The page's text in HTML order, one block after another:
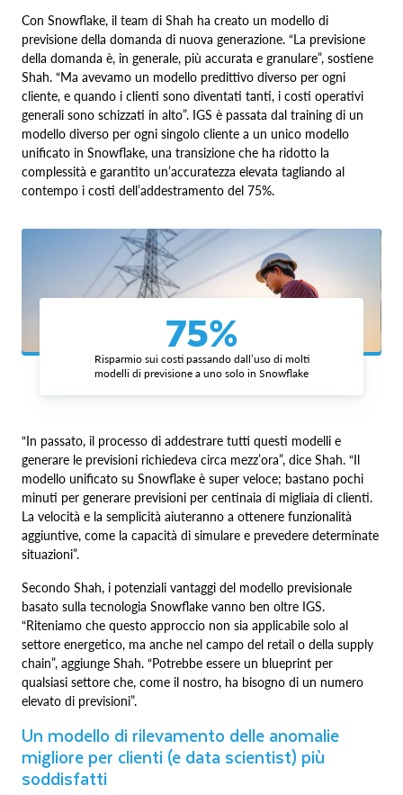
Con Snowflake, il team di Shah ha creato un modello di
previsione della domanda di nuova generazione. “La previsione
della domanda è, in generale, più accurata e granulare”, sostiene
Shah. “Ma avevamo un modello predittivo diverso per ogni
cliente, e quando i clienti sono diventati tanti, i costi operativi
generali sono schizzati in alto”. IGS è passata dal training di un
modello diverso per ogni singolo cliente a un unico modello
unificato in Snowflake, una transizione che ha ridotto la
complessità e garantito un’accuratezza elevata tagliando al
contempo i costi dell’addestramento del 75%.
75%
Risparmio sui costi passando dall’uso di molti
modelli di previsione a uno solo in Snowflake
“In passato, il processo di addestrare tutti questi modelli e
generare le previsioni richiedeva circa mezz’ora”, dice Shah. “Il
modello unificato su Snowflake è super veloce; bastano pochi
minuti per generare previsioni per centinaia di migliaia di clienti.
La velocità e la semplicità aiuteranno a ottenere funzionalità
aggiuntive, come la capacità di simulare e prevedere determinate
situazioni”.
Secondo Shah, i potenziali vantaggi del modello previsionale
basato sulla tecnologia Snowflake vanno ben oltre IGS.
“Riteniamo che questo approccio non sia applicabile solo al
settore energetico, ma anche nel campo del retail o della supply
chain”, aggiunge Shah. “Potrebbe essere un blueprint per
qualsiasi settore che, come il nostro, ha bisogno di un numero
elevato di previsioni”.
Un modello di rilevamento delle anomalie
migliore per clienti (e data scientist) più
soddisfatti